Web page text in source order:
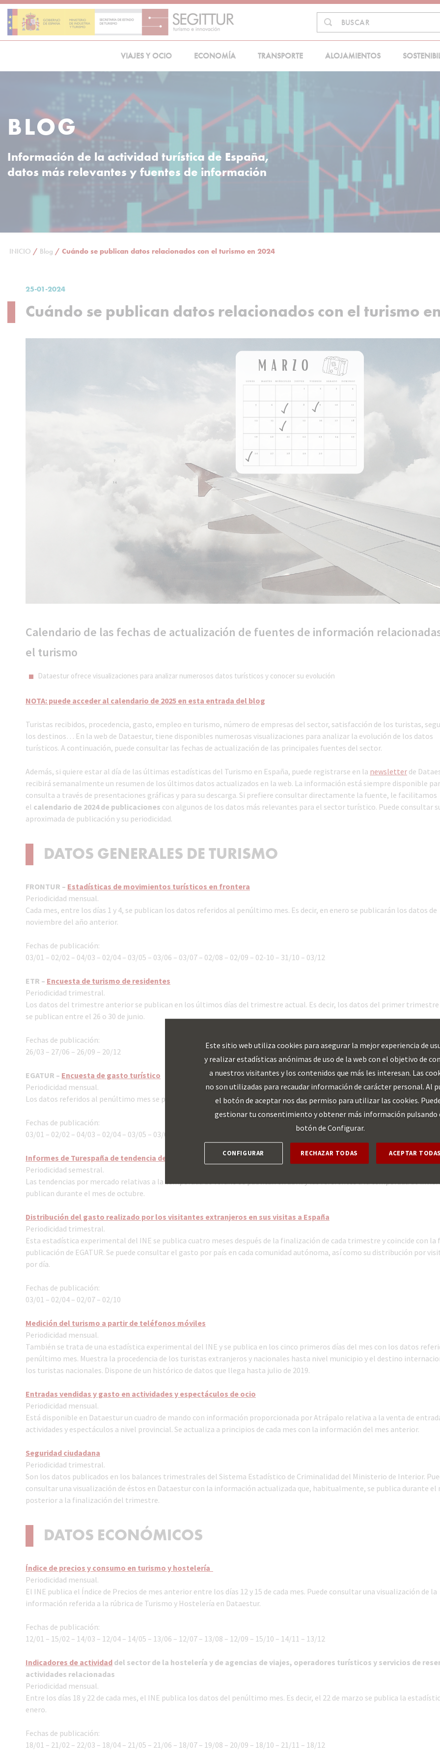
Skip
content
Buscar
BUSCAR
VIAJES Y OCIO ECONOMÍA TRANSPORTE ALOJAMIENTOS
BLOG
Información de la actividad turística de España,
datos más relevantes y fuentes de información
INICIO / Blog / Cuándo se publican datos relacionados con el turismo en 2024
25-01-2024
Cuándo se publican datos relacionados con el turismo
Calendario de las fechas de actualización de fuentes de información
el turismo
Dataestur ofrece visualizaciones para analizar numerosos datos turísticos y conocer su evolución
NOTA: puede acceder al calendario de 2025 en esta entrada del blog
Turistas recibidos, procedencia, gasto, empleo en turismo, número de empresas del sector, satisfacción de los turistas,
los destinos… En la web de Dataestur, tiene disponibles numerosas visualizaciones para analizar la evolución de los datos
turísticos. A continuación, puede consultar las fechas de actualización de las principales fuentes del sector.
Además, si quiere estar al día de las últimas estadísticas del Turismo en España, puede registrarse en la newsletter de
recibirá semanalmente un resumen de los últimos datos actualizados en la web. La información está siempre disponible
consulta a través de presentaciones gráficas y para su descarga. Si prefiere consultar directamente la fuente, le facilitamos
el calendario de 2024 de publicaciones con algunos de los datos más relevantes para el sector turístico. Puede consultar
aproximada de publicación y su periodicidad.
DATOS GENERALES DE TURISMO
FRONTUR – Estadísticas de movimientos turísticos en frontera
Periodicidad mensual.
Cada mes, entre los días 1 y 4, se publican los datos referidos al penúltimo mes. Es decir, en enero se publicarán los datos de
noviembre del año anterior.
Fechas de publicación:
03/01 – 02/02 – 04/03 – 02/04 – 03/05 – 03/06 – 03/07 – 02/08 – 02/09 – 02-10 – 31/10 – 03/12
ETR – Encuesta de turismo de residentes
Periodicidad trimestral.
Los datos del trimestre anterior se publican en los últimos días del trimestre actual. Es decir, los datos del primer trimestre
se publican entre el 26 o 30 de junio.
Fechas de publicación:
26/03 – 27/06 – 26/09 – 20/12
EGATUR – Encuesta de gasto turístico
Periodicidad mensual.
Los datos referidos al penúltimo mes se publican entre los días 1 y 4 de cada mes.
Fechas de publicación:
03/01 – 02/02 – 04/03 – 02/04 – 03/05 – 03/06 – 03/07 – 02/08 – 02/09 – 02/10 – 31/10 – 03/12
Informes de Turespaña de tendencia de mercado
Periodicidad semestral.
Las tendencias por mercado relativas a la temporada de verano se publican en abril y las referentes a la temporada de
publican durante el mes de octubre.
Distribución del gasto realizado por los visitantes extranjeros en sus visitas a España
Periodicidad trimestral.
Esta estadística experimental del INE se publica cuatro meses después de la finalización de cada trimestre y coincide con la
publicación de EGATUR. Se puede consultar el gasto por país en cada comunidad autónoma, así como su distribución por
por día.
Fechas de publicación:
03/01 – 02/04 – 02/07 – 02/10
Medición del turismo a partir de teléfonos móviles
Periodicidad mensual.
También se trata de una estadística experimental del INE y se publica en los cinco primeros días del mes con los datos
penúltimo mes. Muestra la procedencia de los turistas extranjeros y nacionales hasta nivel municipio y el destino
los turistas nacionales. Dispone de un histórico de datos que llega hasta julio de 2019.
Entradas vendidas y gasto en actividades y espectáculos de ocio
Periodicidad mensual.
Está disponible en Dataestur un cuadro de mando con información proporcionada por Atrápalo relativa a la venta de
actividades y espectáculos a nivel provincial. Se actualiza a principios de cada mes con la información del mes anterior.
Seguridad ciudadana
Periodicidad trimestral.
Son los datos publicados en los balances trimestrales del Sistema Estadístico de Criminalidad del Ministerio de Interior.
consultar una visualización de éstos en Dataestur con la información actualizada que, habitualmente, se publica durante el
posterior a la finalización del trimestre.
DATOS ECONÓMICOS
Índice de precios y consumo en turismo y hostelería
Periodicidad mensual.
El INE publica el Índice de Precios de mes anterior entre los días 12 y 15 de cada mes. Puede consultar una visualización de la
información referida a la rúbrica de Turismo y Hostelería en Dataestur.
Fechas de publicación:
12/01 – 15/02 – 14/03 – 12/04 – 14/05 – 13/06 – 12/07 – 13/08 – 12/09 – 15/10 – 14/11 – 13/12
Indicadores de actividad del sector de la hostelería y de agencias de viajes, operadores turísticos y servicios de
actividades relacionadas
Periodicidad mensual.
Entre los días 18 y 22 de cada mes, el INE publica los datos del penúltimo mes. Es decir, el 22 de marzo se publica la
enero.
Fechas de publicación:
18/01 – 21/02 – 22/03 – 18/04 – 21/05 – 21/06 – 18/07 – 19/08 – 20/09 – 18/10 – 21/11 – 18/12
Este sitio web utiliza cookies para asegurar la mejor experiencia de
y realizar estadísticas anónimas de uso de la web con el objetivo de
a nuestros visitantes y los contenidos que más les interesan. Las
no son utilizadas para recaudar información de carácter personal. Al
el botón de aceptar nos das permiso para utilizar las cookies.
gestionar tu consentimiento y obtener más información pulsando
botón de Configurar.
CONFIGURAR RECHAZAR TODAS ACEPTAR TODAS